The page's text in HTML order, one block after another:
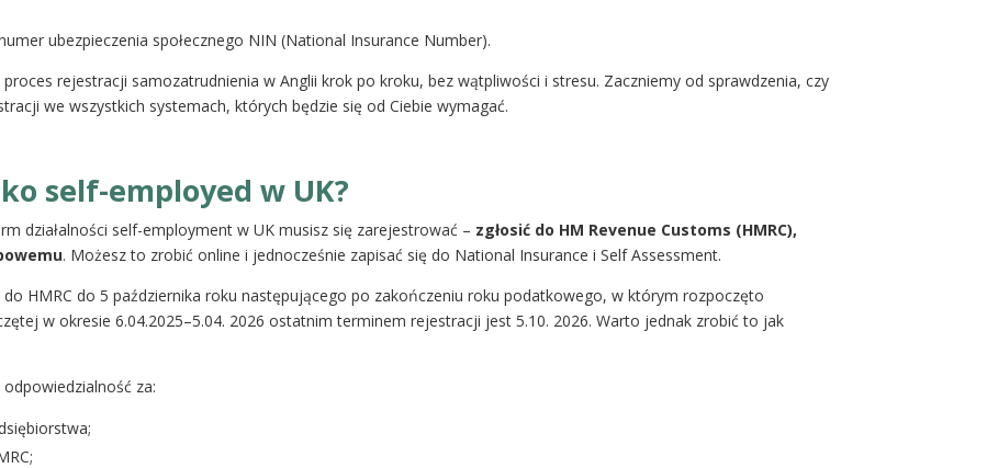
ubezpieczenia społecznego NIN (National Insurance Number).
rejestracji samozatrudnienia w Anglii krok po kroku, bez wątpliwości i stresu. Zaczniemy od sprawdzenia, czy
we wszystkich systemach, których będzie się od Ciebie wymagać.
self-employed w UK?
działalności self-employment w UK musisz się zarejestrować – zgłosić do HM Revenue Customs (HMRC),
. Możesz to zrobić online i jednocześnie zapisać się do National Insurance i Self Assessment.
HMRC do 5 października roku następującego po zakończeniu roku podatkowego, w którym rozpoczęto
w okresie 6.04.2025–5.04. 2026 ostatnim terminem rejestracji jest 5.10. 2026. Warto jednak zrobić to jak
za: